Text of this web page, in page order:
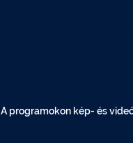
A programokon kép- és